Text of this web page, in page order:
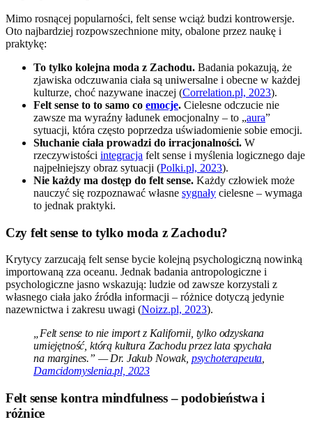
Mimo rosnącej popularności, felt sense wciąż budzi kontrowersje.
Oto najbardziej rozpowszechnione mity, obalone przez naukę i
praktykę:
To tylko kolejna moda z Zachodu. Badania pokazują, że
zjawiska odczuwania ciała są uniwersalne i obecne w każdej
kulturze, choć nazywane inaczej (Correlation.pl, 2023).
Felt sense to to samo co emocje. Cielesne odczucie nie
zawsze ma wyraźny ładunek emocjonalny – to „aura”
sytuacji, która często poprzedza uświadomienie sobie emocji.
Słuchanie ciała prowadzi do irracjonalności. W
rzeczywistości integracja felt sense i myślenia logicznego daje
najpełniejszy obraz sytuacji (Polki.pl, 2023).
Nie każdy ma dostęp do felt sense. Każdy człowiek może
nauczyć się rozpoznawać własne sygnały cielesne – wymaga
to jednak praktyki.
Czy felt sense to tylko moda z Zachodu?
Krytycy zarzucają felt sense bycie kolejną psychologiczną nowinką
importowaną zza oceanu. Jednak badania antropologiczne i
psychologiczne jasno wskazują: ludzie od zawsze korzystali z
własnego ciała jako źródła informacji – różnice dotyczą jedynie
nazewnictwa i zakresu uwagi (Noizz.pl, 2023).
„Felt sense to nie import z Kalifornii, tylko odzyskana
umiejętność, którą kultura Zachodu przez lata spychała
na margines.” — Dr. Jakub Nowak, psychoterapeuta
Damcidomyslenia.pl, 2023
Felt sense kontra mindfulness – podobieństwa i
różnice